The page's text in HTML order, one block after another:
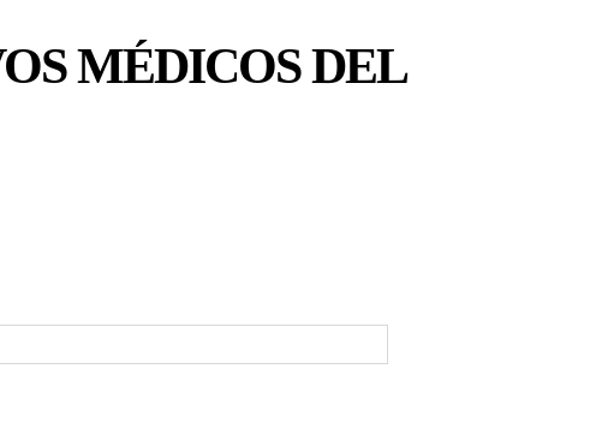
MÉDICOS DEL